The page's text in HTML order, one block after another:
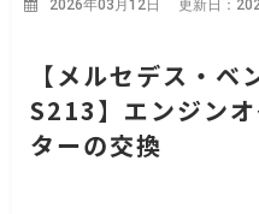
2026年03月12日 更新日：
【メルセデス・
S213】エンジン
ターの交換